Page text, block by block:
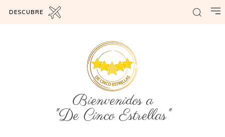
DESCUBRE
Bienvenidos a
"De Cinco Estrellas"